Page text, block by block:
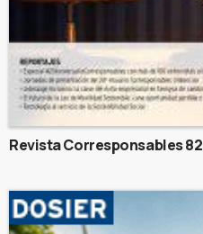
Revista Corresponsables 82